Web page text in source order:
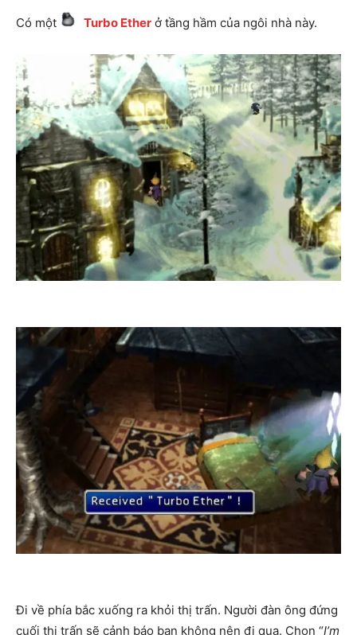
Có một Turbo Ether ở tầng hầm của ngôi nhà này.
Đi về phía bắc xuống ra khỏi thị trấn. Người đàn ông đứng
cuối thị trấn sẽ cảnh báo bạn không nên đi qua. Chọn “I’m